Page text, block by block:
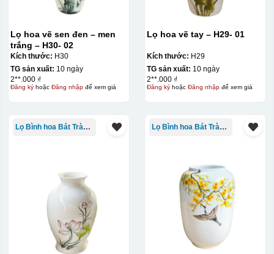
Lọ hoa vẽ sen đen – men
trắng – H30- 02
Kích thước: H30
TG sản xuất: 10 ngày
2**.000 ₫
Đăng kýhoặc Đăng nhậpđể xem giá
Lọ hoa vẽ tay – H29- 01
Kích thước: H29
TG sản xuất: 10 ngày
2**.000 ₫
Đăng kýhoặc Đăng nhậpđể xem giá
Lọ Bình hoa Bát Tràng in logo Lọ Bình hoa Bát Tràng in logo